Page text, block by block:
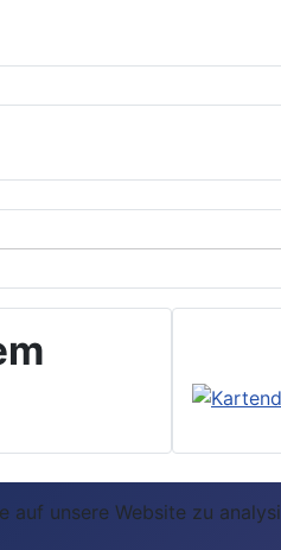
unsere Website zu